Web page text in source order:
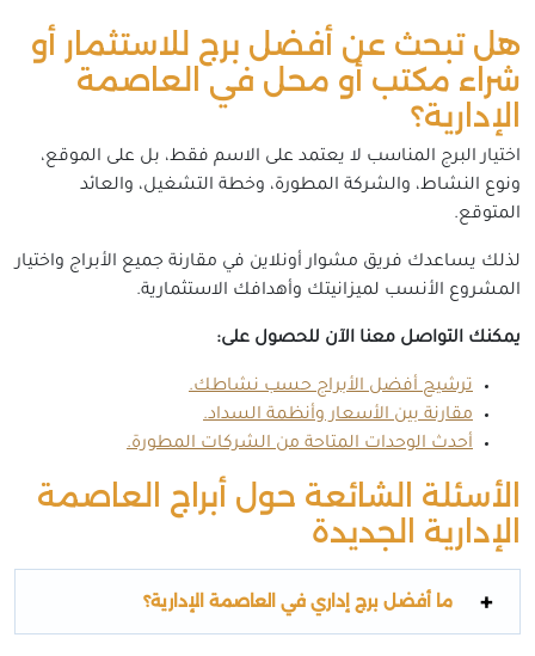
هل تبحث عن أفضل برج للاستثمار أو
شراء مكتب أو محل في العاصمة
الإدارية؟
اختيار البرج المناسب لا يعتمد على الاسم فقط، بل على الموقع،
ونوع النشاط، والشركة المطورة، وخطة التشغيل، والعائد
المتوقع.
لذلك يساعدك فريق مشوار أونلاين في مقارنة جميع الأبراج واختيار
المشروع الأنسب لميزانيتك وأهدافك الاستثمارية.
يمكنك التواصل معنا الآن للحصول على:
ترشيح أفضل الأبراج حسب نشاطك.
مقارنة بين الأسعار وأنظمة السداد.
أحدث الوحدات المتاحة من الشركات المطورة.
الأسئلة الشائعة حول أبراج العاصمة
الإدارية الجديدة
ما أفضل برج إداري في العاصمة الإدارية؟